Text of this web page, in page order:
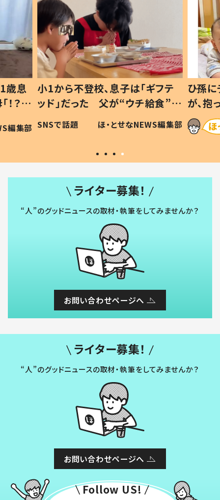
フテ
給食”を
編集部
ひ孫にデレデレな80歳じいじ
が、抱っこすると…ひ孫の反応に
「涙が出ました」「可愛くて仕方な
い」
ほ・とせなNEWS編集部
ライター募集！
“人”のグッドニュースの取材・執筆をしてみませんか？
お問い合わせページへ
ライター募集！
“人”のグッドニュースの取材・執筆をしてみませんか？
お問い合わせページへ
Follow US!